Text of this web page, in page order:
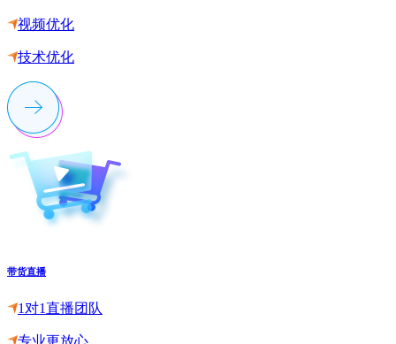
视频优化
技术优化
带货直播
1对1直播团队